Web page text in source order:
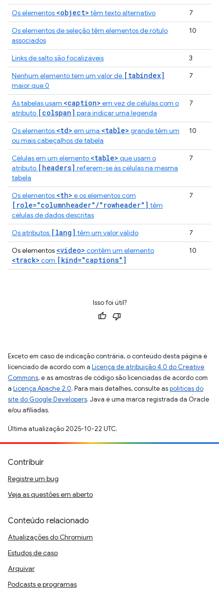
Os elementos <object> têm texto alternativo
7
Os elementos de seleção têm elementos de rótulo
associados
10
Links de salto são focalizáveis
3
Nenhum elemento tem um valor de [tabindex]
maior que 0
7
As tabelas usam <caption> em vez de células com o
atributo [colspan] para indicar uma legenda
7
Os elementos <td> em uma <table> grande têm um
ou mais cabeçalhos de tabela
10
Células em um elemento <table> que usam o
atributo [headers] referem-se às células na mesma
tabela
7
Os elementos <th> e os elementos com
[role="columnheader"/"rowheader"] têm
células de dados descritas
7
Os atributos [lang] têm um valor válido
7
Os elementos <video> contêm um elemento
<track> com [kind="captions"]
10
Isso foi útil?
Exceto em caso de indicação contrária, o conteúdo desta página é
licenciado de acordo com a Licença de atribuição 4.0 do Creative
Commons, e as amostras de código são licenciadas de acordo com
a Licença Apache 2.0. Para mais detalhes, consulte aspolíticas do
site do Google Developers. Java é uma marca registrada da Oracle
e/ou afiliadas.
Última atualização 2025-10-22 UTC.
Contribuir
Registre um bug
Veja as questões em aberto
Conteúdo relacionado
Atualizações do Chromium
Estudos de caso
Arquivar
Podcasts e programas